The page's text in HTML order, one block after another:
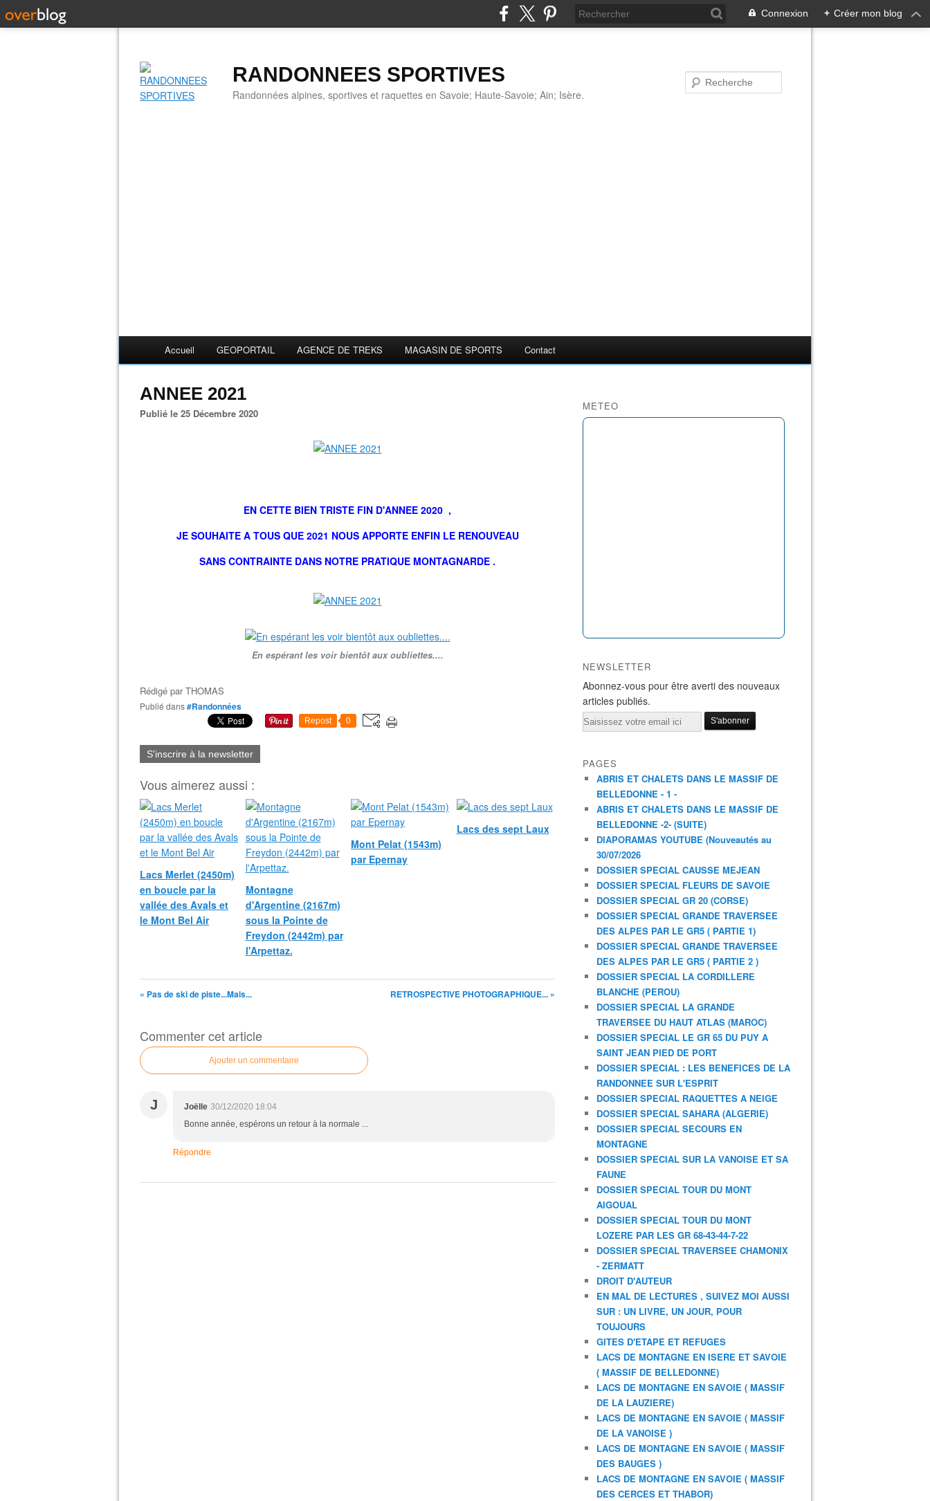
Connexion + Créer mon blog
RANDONNEES SPORTIVES
Randonnées alpines, sportives et raquettes en Savoie; Haute-Savoie; Ain; Isère.
Accueil GEOPORTAIL AGENCE DE TREKS MAGASIN DE SPORTS Contact
ANNEE 2021
Publié le 25 Décembre 2020
EN CETTE BIEN TRISTE FIN D'ANNEE 2020 ,
JE SOUHAITE A TOUS QUE 2021 NOUS APPORTE ENFIN LE RENOUVEAU
SANS CONTRAINTE DANS NOTRE PRATIQUE MONTAGNARDE .
En espérant les voir bientôt aux oubliettes....
Rédigé parTHOMAS
Publié dans#Randonnées
Repost 0
S'inscrire à la newsletter
Vous aimerez aussi :
Lacs Merlet (2450m)
en boucle par la
vallée des Avals et
le Mont Bel Air
Montagne
d'Argentine (2167m)
sous la Pointe de
Freydon (2442m) par
l'Arpettaz.
Mont Pelat (1543m)
par Epernay
Lacs des sept Laux
« Pas de ski de piste...Mais... RETROSPECTIVE PHOTOGRAPHIQUE... »
Commenter cet article
Ajouter un commentaire
J Joëlle 30/12/2020 18:04
Bonne année, espérons un retour à la normale ...
Répondre
METEO
NEWSLETTER
Abonnez-vous pour être averti des nouveaux
articles publiés.
Email
PAGES
ABRIS ET CHALETS DANS LE MASSIF DE
BELLEDONNE - 1 -
ABRIS ET CHALETS DANS LE MASSIF DE
BELLEDONNE -2- (SUITE)
DIAPORAMAS YOUTUBE (Nouveautés au
30/07/2026
DOSSIER SPECIAL CAUSSE MEJEAN
DOSSIER SPECIAL FLEURS DE SAVOIE
DOSSIER SPECIAL GR 20 (CORSE)
DOSSIER SPECIAL GRANDE TRAVERSEE
DES ALPES PAR LE GR5 ( PARTIE 1)
DOSSIER SPECIAL GRANDE TRAVERSEE
DES ALPES PAR LE GR5 ( PARTIE 2 )
DOSSIER SPECIAL LA CORDILLERE
BLANCHE (PEROU)
DOSSIER SPECIAL LA GRANDE
TRAVERSEE DU HAUT ATLAS (MAROC)
DOSSIER SPECIAL LE GR 65 DU PUY A
SAINT JEAN PIED DE PORT
DOSSIER SPECIAL : LES BENEFICES DE LA
RANDONNEE SUR L'ESPRIT
DOSSIER SPECIAL RAQUETTES A NEIGE
DOSSIER SPECIAL SAHARA (ALGERIE)
DOSSIER SPECIAL SECOURS EN
MONTAGNE
DOSSIER SPECIAL SUR LA VANOISE ET SA
FAUNE
DOSSIER SPECIAL TOUR DU MONT
AIGOUAL
DOSSIER SPECIAL TOUR DU MONT
LOZERE PAR LES GR 68-43-44-7-22
DOSSIER SPECIAL TRAVERSEE CHAMONIX
- ZERMATT
DROIT D'AUTEUR
EN MAL DE LECTURES , SUIVEZ MOI AUSSI
SUR : UN LIVRE, UN JOUR, POUR
TOUJOURS
GITES D'ETAPE ET REFUGES
LACS DE MONTAGNE EN ISERE ET SAVOIE
( MASSIF DE BELLEDONNE)
LACS DE MONTAGNE EN SAVOIE ( MASSIF
DE LA LAUZIERE)
LACS DE MONTAGNE EN SAVOIE ( MASSIF
DE LA VANOISE )
LACS DE MONTAGNE EN SAVOIE ( MASSIF
DES BAUGES )
LACS DE MONTAGNE EN SAVOIE ( MASSIF
DES CERCES ET THABOR)